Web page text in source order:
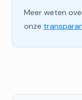
Meer weten
onze